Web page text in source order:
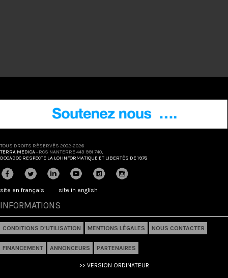
TOUS DROITS RÉSERVÉS 2002-2026
TERRA MEDICA- RCS NANTERRE 443 991 740,
DOCADOC RESPECTE LA LOI INFORMATIQUE ET LIBERTÉS DE 1978
site en français site in english
INFORMATIONS
CONDITIONS D'UTILISATION MENTIONS LÉGALES NOUS CONTACTER
FINANCEMENT ANNONCEURS PARTENAIRES
>> VERSION ORDINATEUR